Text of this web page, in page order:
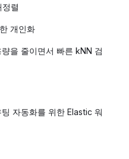
렬
개인화
을 줄이면서 빠른 kNN 검
자동화를 위한 Elastic 워